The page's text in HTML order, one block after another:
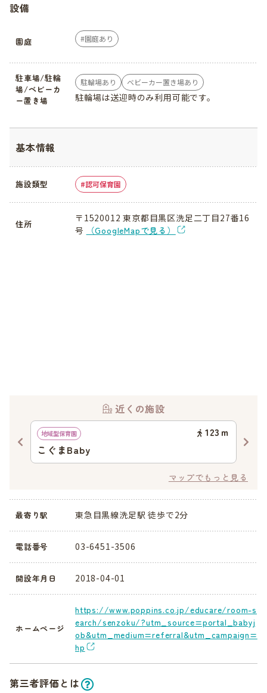
設備
園庭 園庭あり
駐車場/駐輪
場/ベビーカ
ー置き場
駐輪場あり ベビーカー置き場あり
駐輪場は送迎時のみ利用可能です。
基本情報
施設類型 認可保育園
住所
〒1520012 東京都目黒区洗足二丁目27番16
号
（GoogleMapで見る）
近くの施設
地域型保育園 123 ｍ
こぐまBaby
マップでもっと見る
最寄り駅 東急目黒線洗足駅 徒歩で2分
電話番号 03-6451-3506
開設年月日 2018-04-01
ホームページ
https://www.poppins.co.jp/educare/room-s
earch/senzoku/?utm_source=portal_babyj
ob&utm_medium=referral&utm_campaign=
hp
第三者評価とは